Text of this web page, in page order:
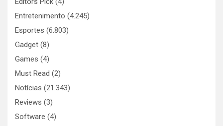
Entretenimento (4.245)
Esportes (6.803)
Gadget (8)
Games (4)
Must Read (2)
Notícias (21.343)
Reviews (3)
Software (4)